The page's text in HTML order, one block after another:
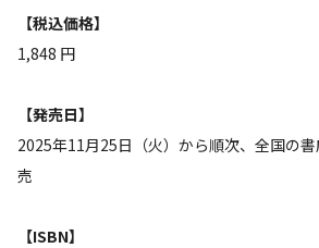
【税込価格】
1,848 円
【発売日】
2025年11月25日（火）から順次、全国の
売
【ISBN】